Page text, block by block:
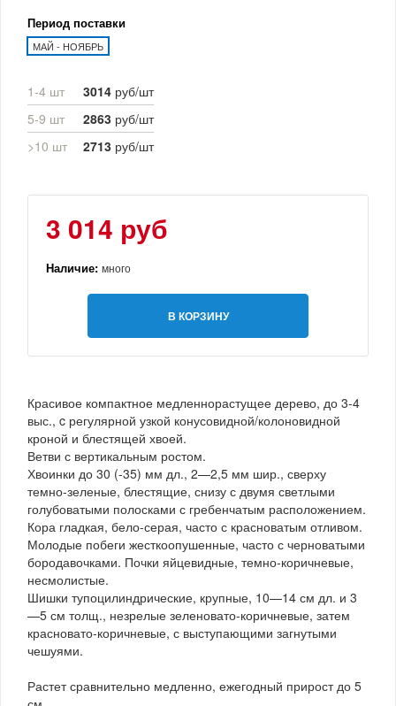
Период поставки
МАЙ - НОЯБРЬ
1-4 шт 3014 руб/шт
5-9 шт
2863 руб/шт
>10 шт
2713 руб/шт
3 014 руб
Наличие: много
В КОРЗИНУ
Красивое компактное медленнорастущее дерево, до 3-4
выс., c регулярной узкой конусовидной/колоновидной
кроной и блестящей хвоей.
Ветви с вертикальным ростом.
Хвоинки до 30 (-35) мм дл., 2—2,5 мм шир., сверху
темно-зеленые, блестящие, снизу с двумя светлыми
голубоватыми полосками с гребенчатым расположением.
Кора гладкая, бело-серая, часто с красноватым отливом.
Молодые побеги жесткоопушенные, часто с черноватыми
бородавочками. Почки яйцевидные, темно-коричневые,
несмолистые.
Шишки тупоцилиндрические, крупные, 10—14 см дл. и 3
—5 см толщ., незрелые зеленовато-коричневые, затем
красновато-коричневые, с выступающими загнутыми
чешуями.
Растет сравнительно медленно, ежегодный прирост до 5